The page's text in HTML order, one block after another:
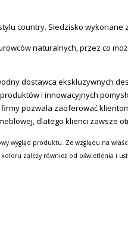
country. Siedzisko
naturalnych, przez co
dostawca ekskluzywnych
i innowacyjnych
pozwala zaoferować
dlatego klienci zawsze
wygląd produktu. Ze względu na
zależy również od oświetlenia i